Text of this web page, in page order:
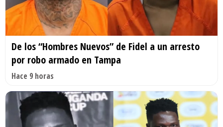
De los “Hombres Nuevos” de Fidel a un arresto
por robo armado en Tampa
Hace 9 horas